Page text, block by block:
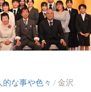
な事や色々 / 金沢